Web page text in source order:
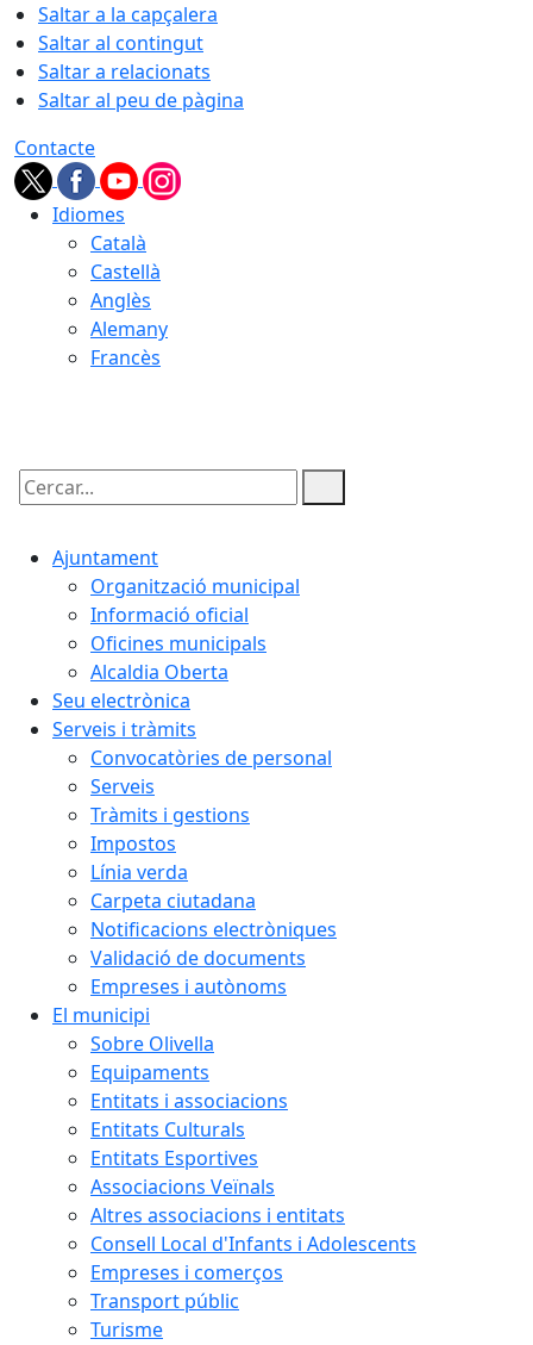
Saltar a la capçalera
Saltar al contingut
Saltar a relacionats
Saltar al peu de pàgina
Contacte
Idiomes
Català
Castellà
Anglès
Alemany
Francès
Cercar:
Ajuntament
Organització municipal
Informació oficial
Oficines municipals
Alcaldia Oberta
Seu electrònica
Serveis i tràmits
Convocatòries de personal
Serveis
Tràmits i gestions
Impostos
Línia verda
Carpeta ciutadana
Notificacions electròniques
Validació de documents
Empreses i autònoms
El municipi
Sobre Olivella
Equipaments
Entitats i associacions
Entitats Culturals
Entitats Esportives
Associacions Veïnals
Altres associacions i entitats
Consell Local d'Infants i Adolescents
Empreses i comerços
Transport públic
Turisme